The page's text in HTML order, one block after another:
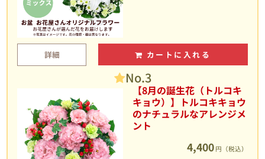
詳細 カートに入れる
No.3
【8月の誕生花（トルコキ
キョウ）】トルコキキョウ
のナチュラルなアレンジメ
ント
4,400 円（税込）